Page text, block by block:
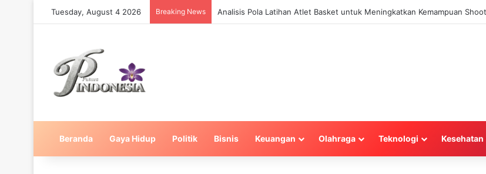
Tuesday, August 4 2026 Breaking News Analisis Pola Latihan Atlet Basket untuk Meningkatkan Kemampuan
Beranda Gaya Hidup Politik Bisnis Keuangan Olahraga Teknologi Kesehatan